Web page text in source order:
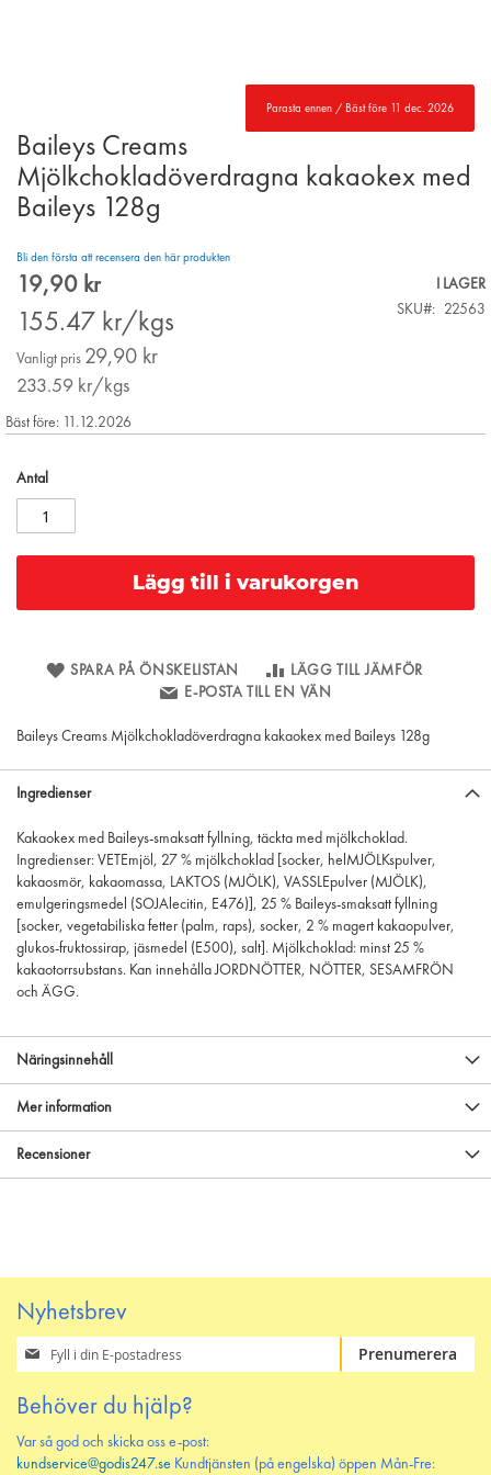
Parasta ennen / Bäst före 11 dec. 2026
Skip
to
the
beginning
the
images
gallery
Baileys Creams
Mjölkchokladöverdragna kakaokex med
Baileys 128g
Bli den första att recensera den här produkten
Special
19,90 kr
155.47 kr/kgs
Vanligt pris 29,90 kr
233.59 kr/kgs
I LAGER
SKU
22563
Bäst före: 11.12.2026
Antal
Lägg till i varukorgen
SPARA PÅ ÖNSKELISTAN
LÄGG TILL JÄMFÖR
E-POSTA TILL EN VÄN
Baileys Creams Mjölkchokladöverdragna kakaokex med Baileys 128g
Ingredienser
Kakaokex med Baileys-smaksatt fyllning, täckta med mjölkchoklad.
Ingredienser: VETEmjöl, 27 % mjölkchoklad [socker, helMJÖLKspulver,
kakaosmör, kakaomassa, LAKTOS (MJÖLK), VASSLEpulver (MJÖLK),
emulgeringsmedel (SOJAlecitin, E476)], 25 % Baileys-smaksatt fyllning
[socker, vegetabiliska fetter (palm, raps), socker, 2 % magert kakaopulver,
glukos-fruktossirap, jäsmedel (E500), salt]. Mjölkchoklad: minst 25 %
kakaotorrsubstans. Kan innehålla JORDNÖTTER, NÖTTER, SESAMFRÖN
och ÄGG.
Näringsinnehåll
Mer information
Recensioner
Nyhetsbrev
Prenumerera
på
nyhetsbrev
Prenumerera
Behöver du hjälp?
Var så god och skicka oss e-post:
kundservice@godis247.se Kundtjänsten (på engelska) öppen Mån-Fre: